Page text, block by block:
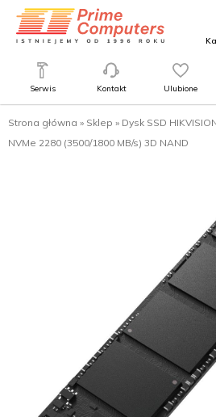
Serwis Kontakt Ulubione
Strona główna » Sklep » Dysk SSD
NVMe 2280 (3500/1800 MB/s) 3D NAND